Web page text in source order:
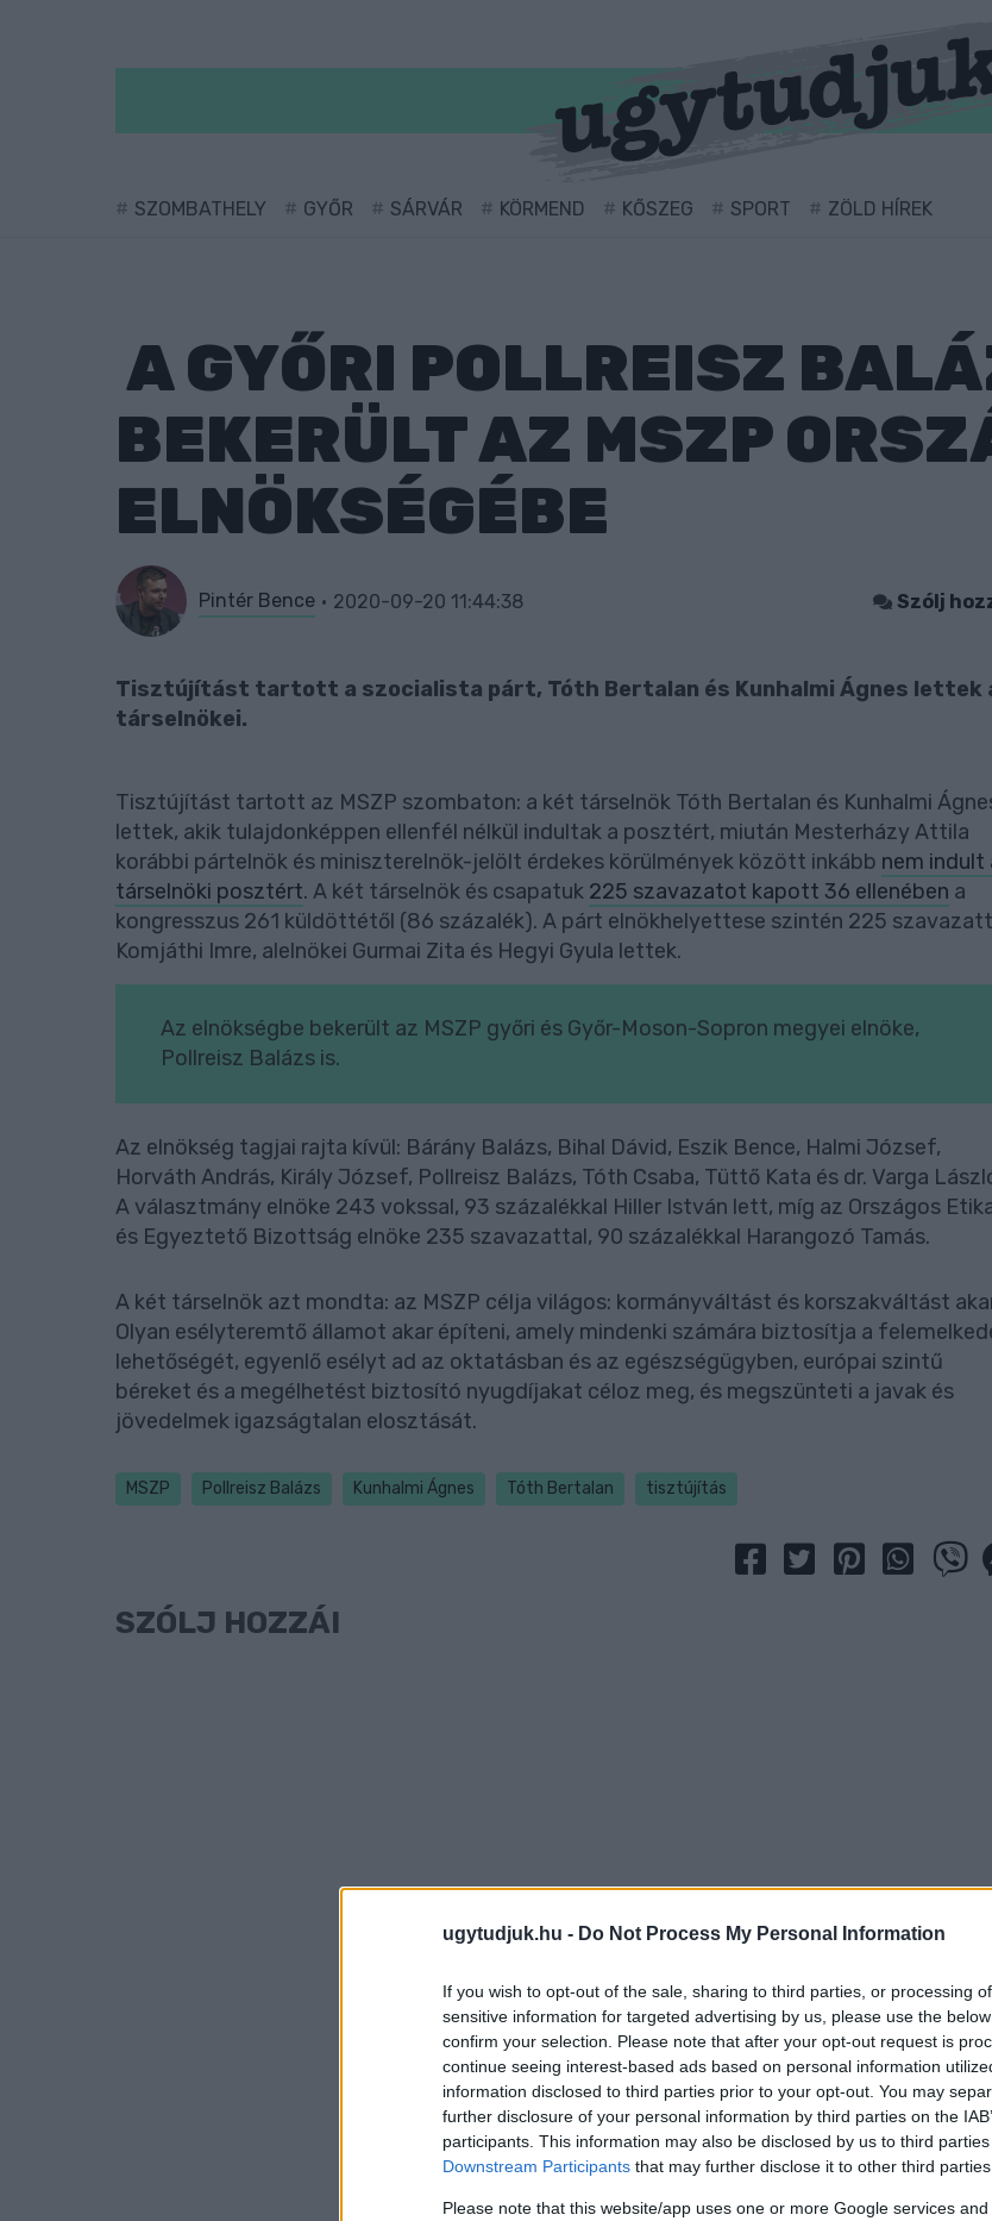
ugytudjuk.hu - Do Not Process My Personal Information
If you wish to opt-out of the sale, sharing to third parties, or processing
sensitive information for targeted advertising by us, please use the
confirm your selection. Please note that after your opt-out request is
continue seeing interest-based ads based on personal information
information disclosed to third parties prior to your opt-out. You may
further disclosure of your personal information by third parties on the
participants. This information may also be disclosed by us to third
Downstream Participants that may further disclose it to other third parties.
Please note that this website/app uses one or more Google services
SZOMBATHELY GYŐR SÁRVÁR KÖRMEND KŐSZEG SPORT ZÖLD HÍREK
A GYŐRI POLLREISZ
BEKERÜLT AZ MSZP
ELNÖKSÉGÉBE
Pintér Bence 2020-09-20 11:44:38 Szólj
Tisztújítást tartott a szocialista párt, Tóth Bertalan és Kunhalmi Ágnes lettek
társelnökei.
Tisztújítást tartott az MSZP szombaton: a két társelnök Tóth Bertalan és Kunhalmi
lettek, akik tulajdonképpen ellenfél nélkül indultak a posztért, miután Mesterházy Attila
korábbi pártelnök és miniszterelnök-jelölt érdekes körülmények között inkább nem indult
társelnöki posztért. A két társelnök és csapatuk 225 szavazatot kapott 36 ellenében a
kongresszus 261 küldöttétől (86 százalék). A párt elnökhelyettese szintén 225
Komjáthi Imre, alelnökei Gurmai Zita és Hegyi Gyula lettek.
Az elnökségbe bekerült az MSZP győri és Győr-Moson-Sopron megyei elnöke,
Pollreisz Balázs is.
Az elnökség tagjai rajta kívül: Bárány Balázs, Bihal Dávid, Eszik Bence, Halmi József,
Horváth András, Király József, Pollreisz Balázs, Tóth Csaba, Tüttő Kata és dr. Varga
A választmány elnöke 243 vokssal, 93 százalékkal Hiller István lett, míg az Országos
és Egyeztető Bizottság elnöke 235 szavazattal, 90 százalékkal Harangozó Tamás.
A két társelnök azt mondta: az MSZP célja világos: kormányváltást és korszakváltást
Olyan esélyteremtő államot akar építeni, amely mindenki számára biztosítja a
lehetőségét, egyenlő esélyt ad az oktatásban és az egészségügyben, európai szintű
béreket és a megélhetést biztosító nyugdíjakat céloz meg, és megszünteti a javak és
jövedelmek igazságtalan elosztását.
MSZP Pollreisz Balázs Kunhalmi Ágnes Tóth Bertalan tisztújítás
SZÓLJ HOZZÁ!